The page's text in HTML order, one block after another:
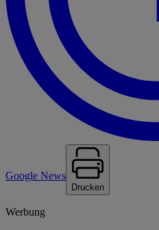
Google News
Drucken
Werbung